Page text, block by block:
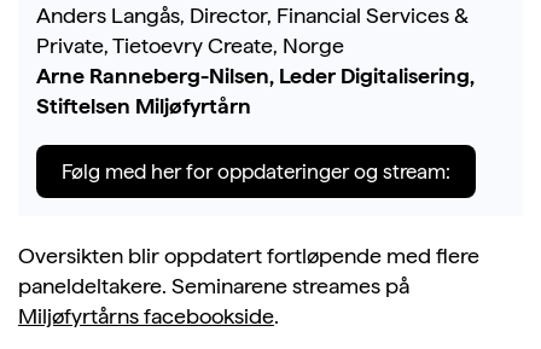
Anders Langås, Director, Financial Services &
Private, Tietoevry Create, Norge
Arne Ranneberg-Nilsen, Leder Digitalisering,
Stiftelsen Miljøfyrtårn
Følg med her for oppdateringer og stream:
Oversikten blir oppdatert fortløpende med flere
paneldeltakere. Seminarenestreames på
Miljøfyrtårnsfacebookside.